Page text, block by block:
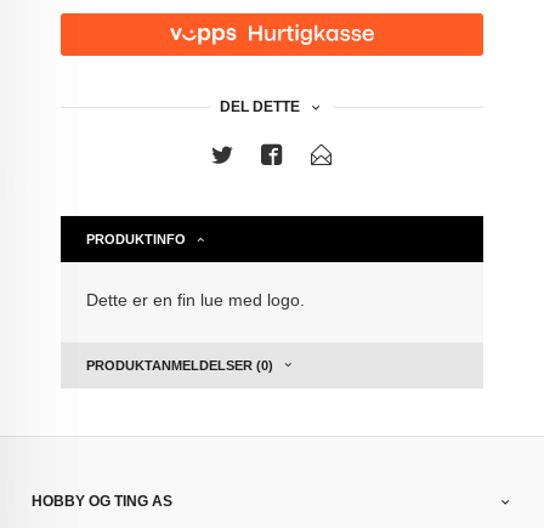
DEL DETTE
PRODUKTINFO
Dette er en fin lue med logo.
PRODUKTANMELDELSER (0)
HOBBY OG TING AS